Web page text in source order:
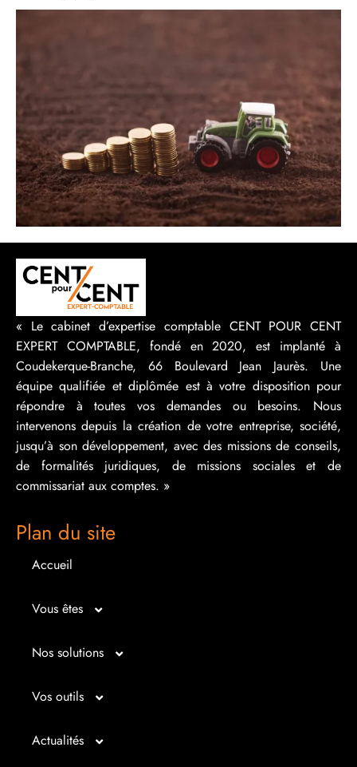
« Le cabinet d’expertise comptable CENT POUR CENT
EXPERT COMPTABLE, fondé en 2020, est implanté à
Coudekerque-Branche, 66 Boulevard Jean Jaurès. Une
équipe qualifiée et diplômée est à votre disposition pour
répondre à toutes vos demandes ou besoins. Nous
intervenons depuis la création de votre entreprise, société,
jusqu’à son développement, avec des missions de conseils,
de formalités juridiques, de missions sociales et de
commissariat aux comptes. »
Plan du site
Accueil
Vous êtes
Micro entrepreneur
Créateur d’entreprise
Repreneur d’entreprise
Nos solutions
Entrepreunariat
Gestion
Vos outils
Bilan imagé
Actualités